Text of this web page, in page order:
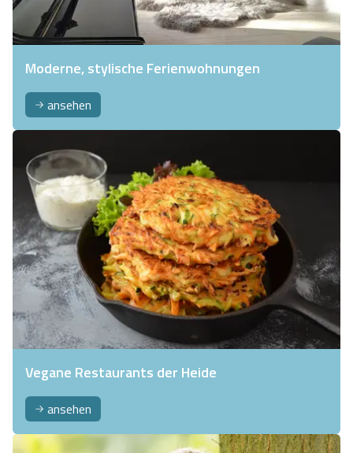
Moderne, stylische Ferienwohnungen
ansehen
Vegane Restaurants der Heide
ansehen